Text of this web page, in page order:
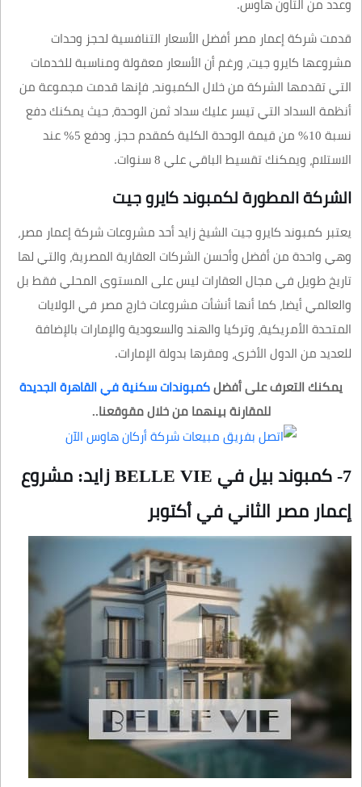
وعدد من التاون هاوس.
قدمت شركة إعمار مصر أفضل الأسعار التنافسية لحجز وحدات
مشروعها كايرو جيت، ورغم أن الأسعار معقولة ومناسبة للخدمات
التي تقدمها الشركة من خلال الكمبوند، فإنها قدمت مجموعة من
أنظمة السداد التي تيسر عليك سداد ثمن الوحدة، حيث يمكنك دفع
نسبة 10% من قيمة الوحدة الكلية كمقدم حجز، ودفع 5% عند
الاستلام، ويمكنك تقسيط الباقي علي 8 سنوات.
الشركة المطورة لكمبوند كايرو جيت
يعتبر كمبوند كايرو جيت الشيخ زايد أحد مشروعات شركة إعمار مصر،
وهي واحدة من أفضل وأحسن الشركات العقارية المصرية، والتي لها
تاريخ طويل في مجال العقارات ليس على المستوى المحلي فقط بل
والعالمي أيضا، كما أنها أنشأت مشروعات خارج مصر في الولايات
المتحدة الأمريكية، وتركيا والهند والسعودية والإمارات بالإضافة
للعديد من الدول الأخرى، ومقرها بدولة الإمارات.
يمكنك التعرف على أفضل كمبوندات سكنية في القاهرة الجديدة
للمقارنة بينهما من خلال مقوقعنا..
7- كمبوند بيل في BELLE VIE زايد: مشروع
إعمار مصر الثاني في أكتوبر